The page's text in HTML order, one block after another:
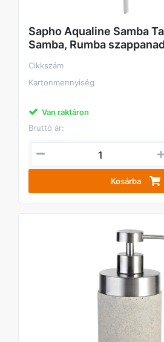
Sapho Aqualine Samba
Samba, Rumba
Cikkszám
Kartonmennyiség
Van raktáron
Bruttó ár:
Kosárba